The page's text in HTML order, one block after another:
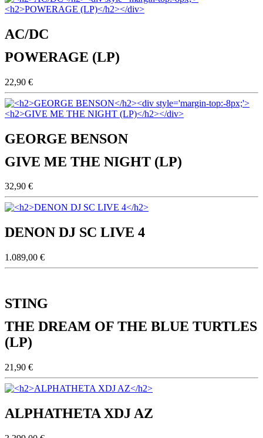
AC/DC
POWERAGE (LP)
22,90 €
GEORGE BENSON
GIVE ME THE NIGHT (LP)
32,90 €
DENON DJ SC LIVE 4
1.089,00 €
STING
THE DREAM OF THE BLUE TURTLES
(LP)
21,90 €
ALPHATHETA XDJ AZ